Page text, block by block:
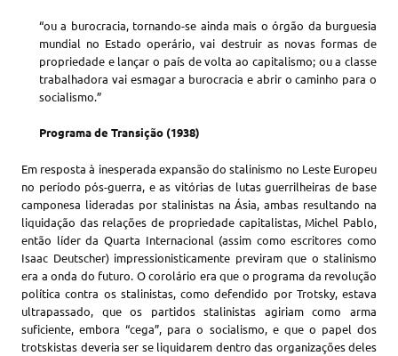
“ou a burocracia, tornando-se ainda mais o órgão da burguesia
mundial no Estado operário, vai destruir as novas formas de
propriedade e lançar o país de volta ao capitalismo; ou a classe
trabalhadora vai esmagar a burocracia e abrir o caminho para o
socialismo.”
Programa de Transição (1938)
Em resposta à inesperada expansão do stalinismo no Leste Europeu
no período pós-guerra, e as vitórias de lutas guerrilheiras de base
camponesa lideradas por stalinistas na Ásia, ambas resultando na
liquidação das relações de propriedade capitalistas, Michel Pablo,
então líder da Quarta Internacional (assim como escritores como
Isaac Deutscher) impressionisticamente previram que o stalinismo
era a onda do futuro. O corolário era que o programa da revolução
política contra os stalinistas, como defendido por Trotsky, estava
ultrapassado, que os partidos stalinistas agiriam como arma
suficiente, embora “cega”, para o socialismo, e que o papel dos
trotskistas deveria ser se liquidarem dentro das organizações deles